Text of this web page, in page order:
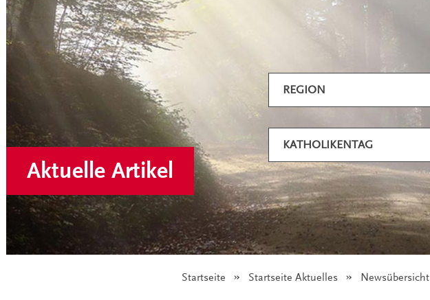
Aktuelle Artikel
Artikel filtern REGION
KATHOLIKENTAG
Startseite Startseite Aktuelles Angezeigt:
Newsübersicht